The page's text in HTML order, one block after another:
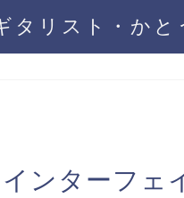
タリスト・か
ンターフェ